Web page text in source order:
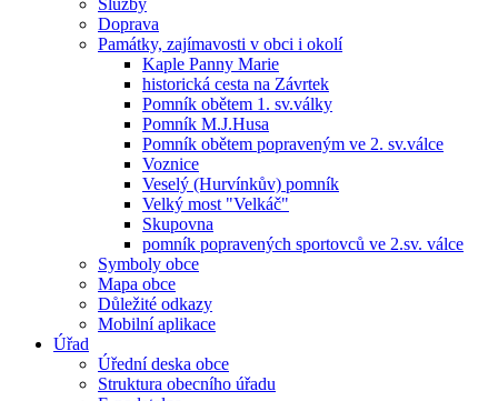
Služby
Doprava
Památky, zajímavosti v obci i okolí
Kaple Panny Marie
historická cesta na Závrtek
Pomník obětem 1. sv.války
Pomník M.J.Husa
Pomník obětem popraveným ve 2. sv.válce
Voznice
Veselý (Hurvínkův) pomník
Velký most "Velkáč"
Skupovna
pomník popravených sportovců ve 2.sv. válce
Symboly obce
Mapa obce
Důležité odkazy
Mobilní aplikace
Úřad
Úřední deska obce
Struktura obecního úřadu